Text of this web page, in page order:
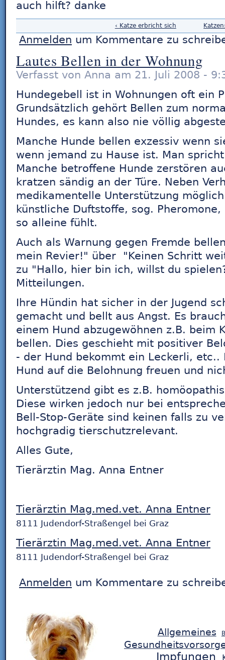
auch hilft? danke
‹ Katze erbricht sich
Anmelden um Kommentare zu
Lautes Bellen in der Wohnung
Verfasst von Anna am 21. Juli 2008 -
Hundegebell ist in Wohnungen oft ein
Grundsätzlich gehört Bellen zum
Hundes, es kann also nie völlig
Manche Hunde bellen exzessiv wenn
wenn jemand zu Hause ist. Man
Manche betroffene Hunde zerstören
kratzen sändig an der Türe. Neben
medikamentelle Unterstützung
künstliche Duftstoffe, sog.
so alleine fühlt.
Auch als Warnung gegen Fremde
mein Revier!" über "Keinen Schritt
zu "Hallo, hier bin ich, willst du
Mitteilungen.
Ihre Hündin hat sicher in der Jugend
gemacht und bellt aus Angst. Es
einem Hund abzugewöhnen z.B. beim
bellen. Dies geschieht mit positiver
- der Hund bekommt ein Leckerli,
Hund auf die Belohnung freuen und
Unterstützend gibt es z.B.
Diese wirken jedoch nur bei
Bell-Stop-Geräte sind keinen falls zu
hochgradig tierschutzrelevant.
Alles Gute,
Tierärztin Mag. Anna Entner
Tierärztin Mag.med.vet. Anna Entner
8111 Judendorf-Straßengel bei Graz
Tierärztin Mag.med.vet. Anna Entner
8111 Judendorf-Straßengel bei Graz
Anmelden um Kommentare zu
Allgemeines
Impfungen